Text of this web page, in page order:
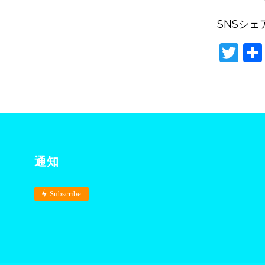
SNSシェ
T
er
通知
Subscribe